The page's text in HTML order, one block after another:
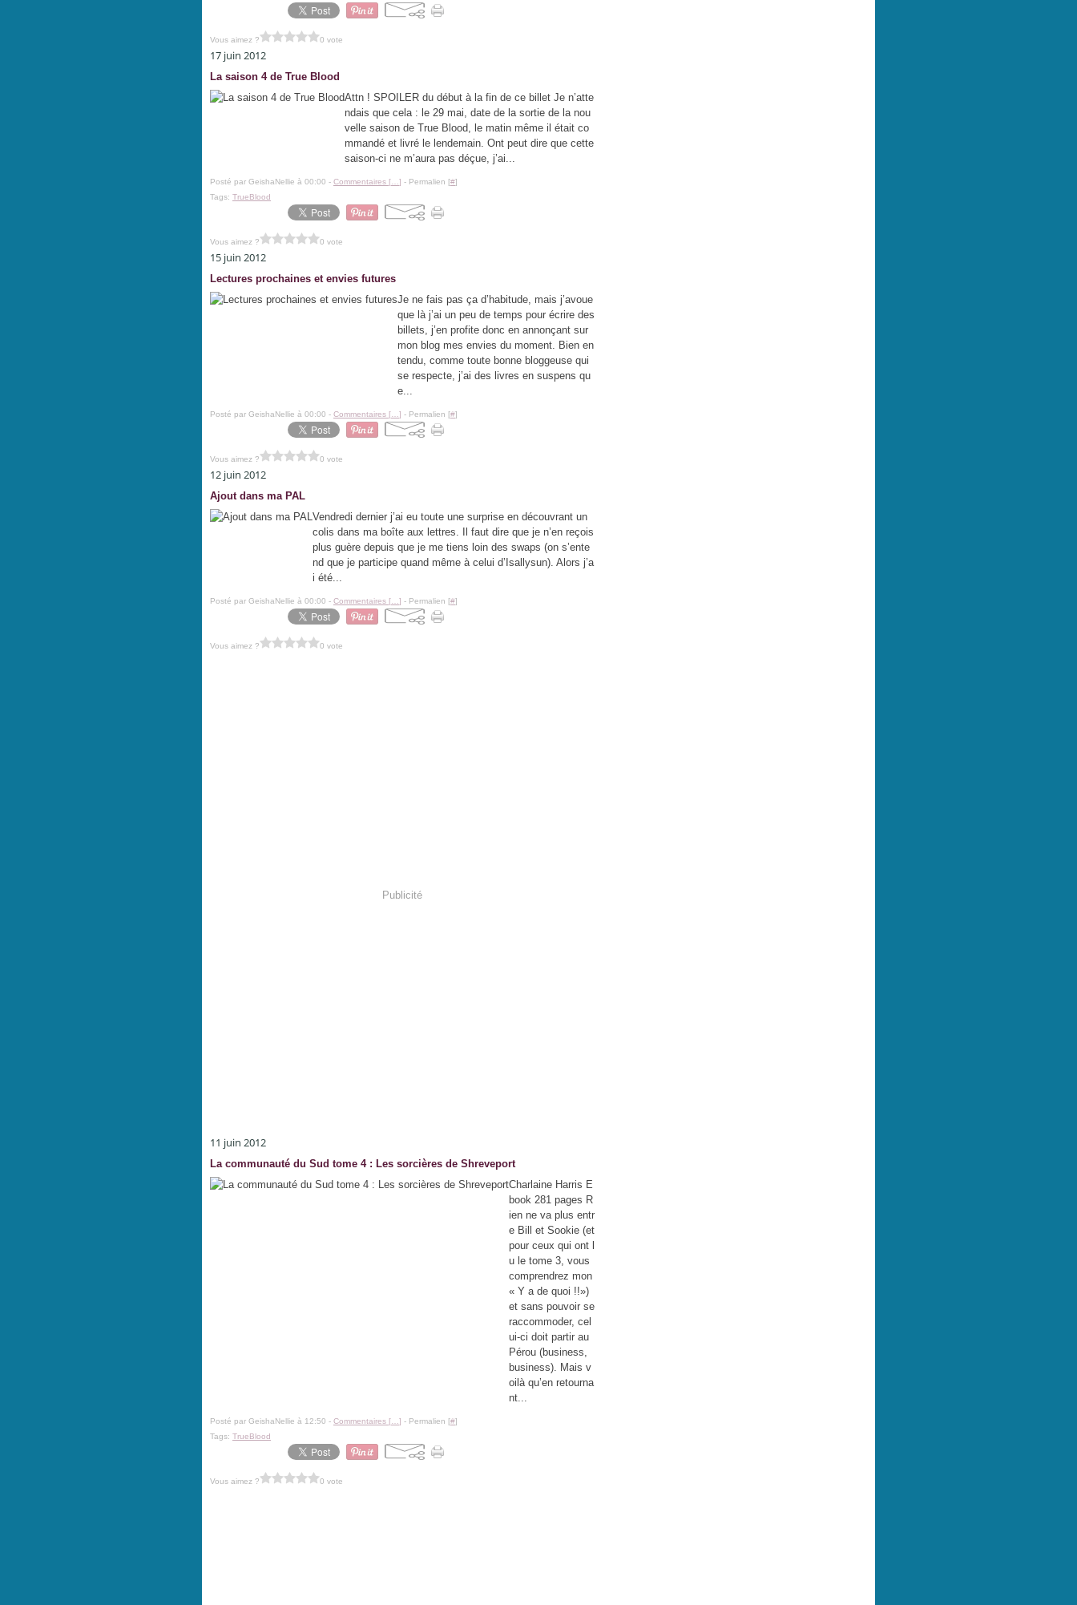
Vous aimez ? 0 vote
17 juin 2012
La saison 4 de True Blood
Attn ! SPOILER du début à la fin de ce billet Je n’atte
ndais que cela : le 29 mai, date de la sortie de la nou
velle saison de True Blood, le matin même il était co
mmandé et livré le lendemain. Ont peut dire que cette
saison-ci ne m’aura pas déçue, j’ai...
Posté par GeishaNellie à 00:00 - Commentaires [ ] - Permalien [#]
Tags: TrueBlood
Vous aimez ? 0 vote
15 juin 2012
Lectures prochaines et envies futures
Je ne fais pas ça d’habitude, mais j’avoue
que là j’ai un peu de temps pour écrire des
billets, j’en profite donc en annonçant sur
mon blog mes envies du moment. Bien en
tendu, comme toute bonne bloggeuse qui
se respecte, j’ai des livres en suspens qu
e...
Posté par GeishaNellie à 00:00 - Commentaires [ ] - Permalien [#]
Vous aimez ? 0 vote
12 juin 2012
Ajout dans ma PAL
Vendredi dernier j’ai eu toute une surprise en découvrant un
colis dans ma boîte aux lettres. Il faut dire que je n’en reçois
plus guère depuis que je me tiens loin des swaps (on s’ente
nd que je participe quand même à celui d’Isallysun). Alors j’a
i été...
Posté par GeishaNellie à 00:00 - Commentaires [ ] - Permalien [#]
Vous aimez ? 0 vote
Publicité
11 juin 2012
La communauté du Sud tome 4 : Les sorcières de Shreveport
Charlaine Harris E
book 281 pages R
ien ne va plus entr
e Bill et Sookie (et
pour ceux qui ont l
u le tome 3, vous
comprendrez mon
« Y a de quoi !!»)
et sans pouvoir se
raccommoder, cel
ui-ci doit partir au
Pérou (business,
business). Mais v
oilà qu’en retourna
nt...
Posté par GeishaNellie à 12:50 - Commentaires [ ] - Permalien [#]
Tags: TrueBlood
Vous aimez ? 0 vote